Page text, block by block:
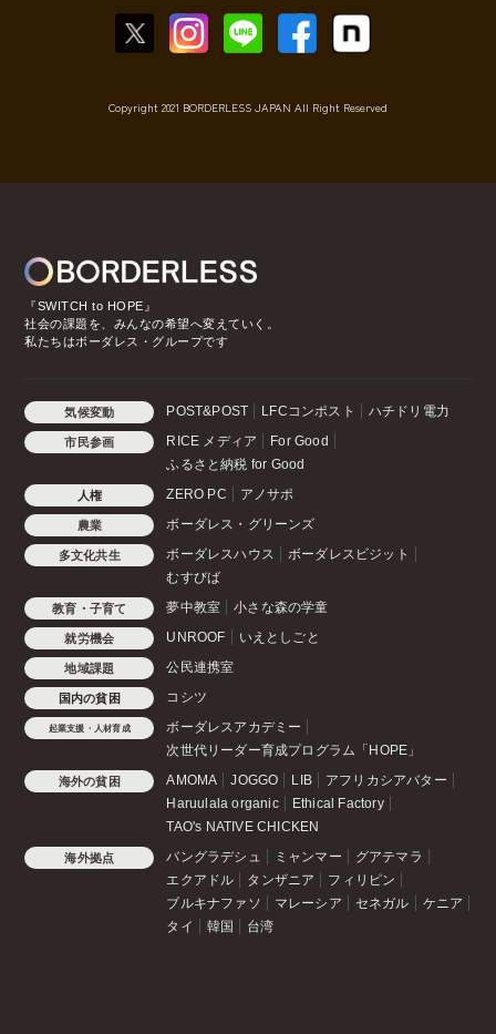
Copyright 2021 BORDERLESS JAPAN All Right Reserved
『SWITCH to HOPE』
社会の課題を、みんなの希望へ変えていく。
私たちはボーダレス・グループです
気候変動 POST&POST LFCコンポスト ハチドリ電力
市民参画 RICE メディア
For Good
ふるさと納税 for Good
人権 ZERO PC アノサポ
農業 ボーダレス・グリーンズ
多文化共生 ボーダレスハウス
ボーダレスビジット
むすびば
教育・子育て 夢中教室 小さな森の学童
就労機会 UNROOF いえとしごと
地域課題 公民連携室
国内の貧困 コシツ
起業支援・人材育成
ボーダレスアカデミー
次世代リーダー育成プログラム「HOPE」
海外の貧困 AMOMA JOGGO LIB
アフリカシアバター
Haruulala organic
Ethical Factory
TAO's NATIVE CHICKEN
海外拠点 バングラデシュ ミャンマー
グアテマラ
エクアドル
タンザニア
フィリピン
ブルキナファソ
マレーシア セネガル
ケニア
タイ
韓国 台湾